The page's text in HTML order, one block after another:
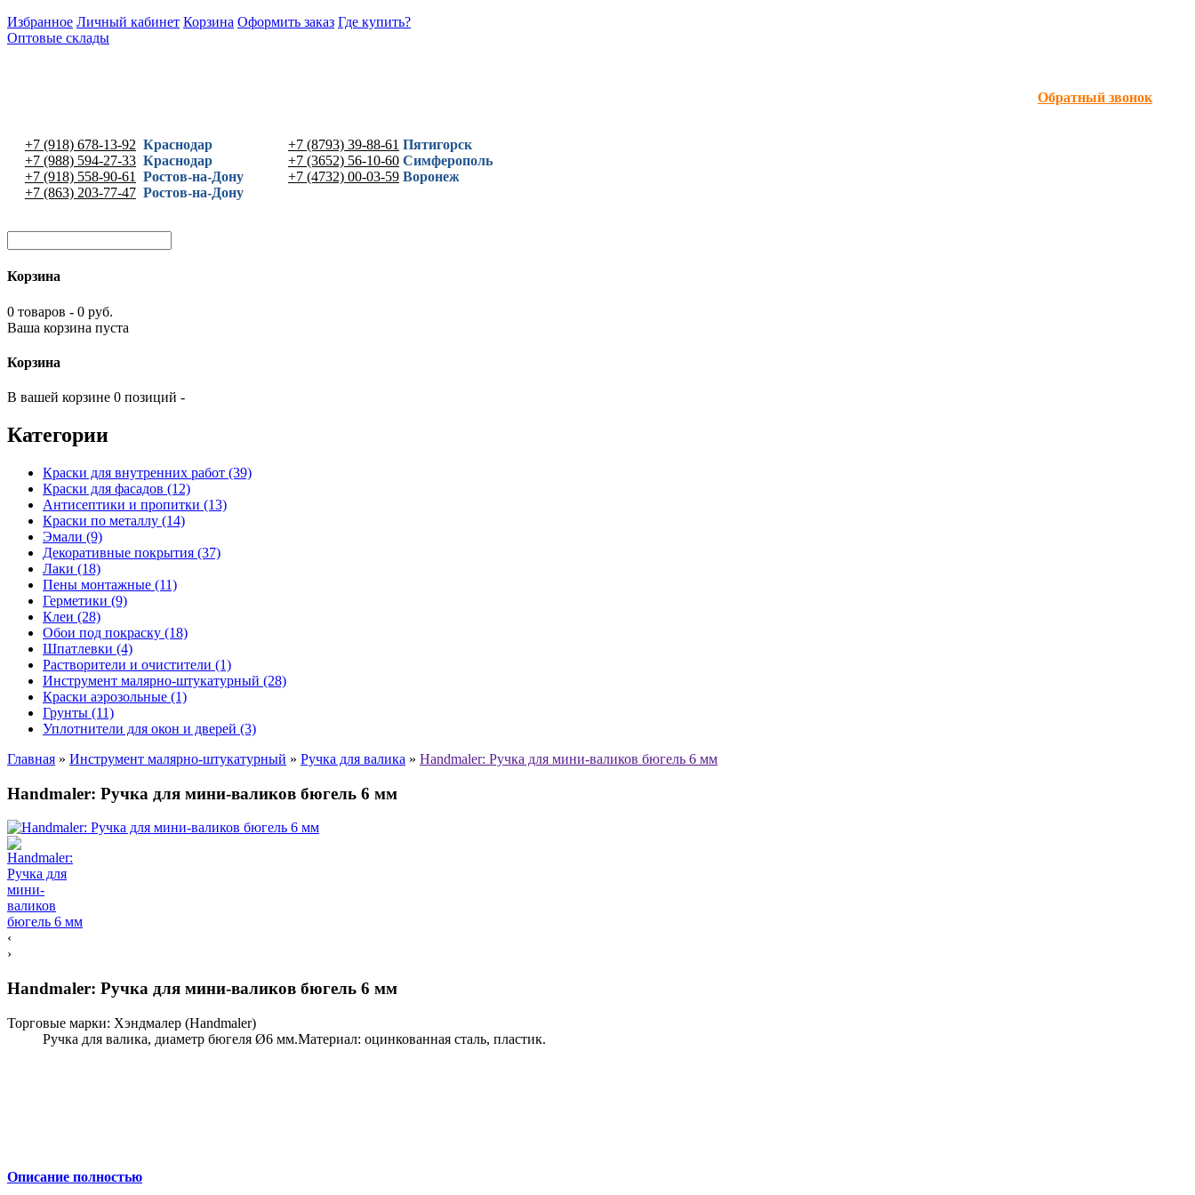
Избранное Личный кабинет Корзина Оформить заказ Где купить?
Оптовые склады
Обратный звонок
+7 (918) 678-13-92 Краснодар
+7 (988) 594-27-33 Краснодар
+7 (918) 558-90-61
Ростов-на-Дону
+7 (863) 203-77-47 Ростов-на-Дону
+7 (8793) 39-88-61 Пятигорск
+7 (3652) 56-10-60 Симферополь
+7 (4732) 00-03-59 Воронеж
Корзина
0 товаров - 0 руб.
Ваша корзина пуста
Корзина
В вашей корзине 0 позиций -
Категории
Краски для внутренних работ (39)
Краски для фасадов (12)
Антисептики и пропитки (13)
Краски по металлу (14)
Эмали (9)
Декоративные покрытия (37)
Лаки (18)
Пены монтажные (11)
Герметики (9)
Клеи (28)
Обои под покраску (18)
Шпатлевки (4)
Растворители и очистители (1)
Инструмент малярно-штукатурный (28)
Краски аэрозольные (1)
Грунты (11)
Уплотнители для окон и дверей (3)
Главная » Инструмент малярно-штукатурный » Ручка для валика » Handmaler: Ручка для мини-валиков бюгель 6 мм
Handmaler: Ручка для мини-валиков бюгель 6 мм
‹
›
Handmaler: Ручка для мини-валиков бюгель 6 мм
Торговые марки: Хэндмалер (Handmaler)
Ручка для валика, диаметр бюгеля Ø6 мм.Материал: оцинкованная сталь, пластик.
Описание полностью